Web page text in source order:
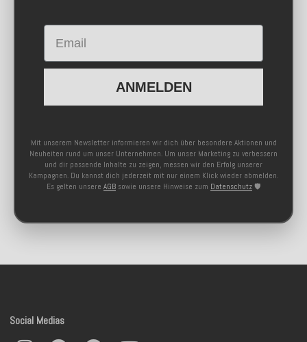
Email
ANMELDEN
Mit unserem Newsletter informieren wir dich über besondere Aktionen und
Neuheiten rund um unser Unternehmen. Um unser Marketing zu verbessern
und dir passende Inhalte zu zeigen, messen wir den Erfolg unserer
Kampagnen. Du kannst dich jederzeit mit nur einem Klick wieder abmelden.
Es gelten unsere AGB sowie unsere Hinweise zum Datenschutz 🛡️
Social Medias